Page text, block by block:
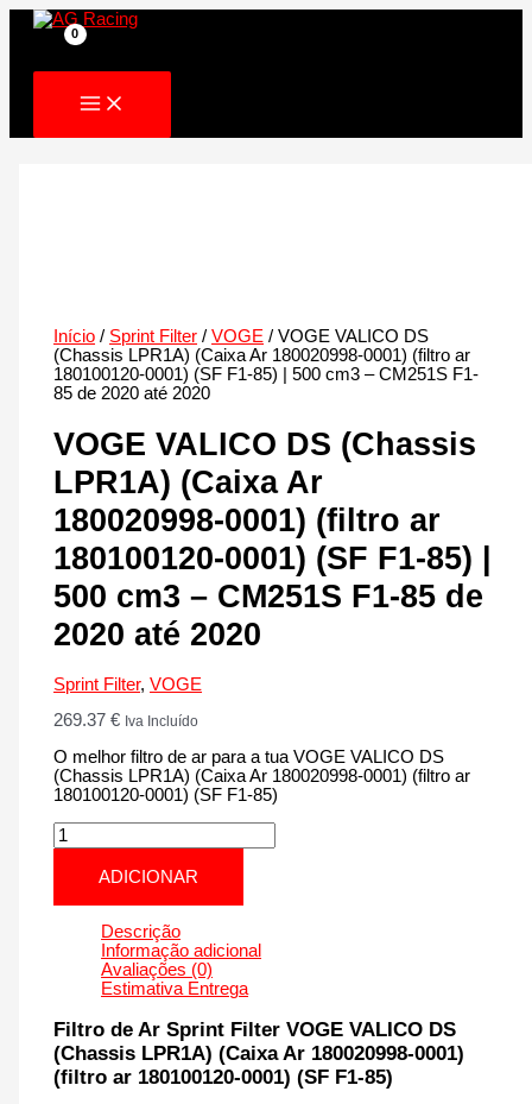
Skip
Início / Sprint Filter /VOGE / VOGE VALICO DS
(Chassis LPR1A) (Caixa Ar 180020998-0001) (filtro ar
180100120-0001) (SF F1-85) | 500 cm3 – CM251S F1-
85 de 2020 até 2020
VOGE VALICO DS (Chassis
LPR1A) (Caixa Ar
180020998-0001) (filtro ar
180100120-0001) (SF F1-85) |
500 cm3 – CM251S F1-85 de
2020 até 2020
Sprint Filter,VOGE
269.37€ Iva Incluído
O melhor filtro de ar para a tua VOGE VALICO DS
(Chassis LPR1A) (Caixa Ar 180020998-0001) (filtro ar
180100120-0001) (SF F1-85)
Quantidade
de
VOGE
VALICO
DS
(Chassis
LPR1A)
(Caixa
180020998-
0001)
(filtro
ar
180100120-
ADICIONAR
Descrição
Informação adicional
Avaliações (0)
Estimativa Entrega
Filtro de Ar Sprint Filter VOGE VALICO DS
(Chassis LPR1A) (Caixa Ar 180020998-0001)
(filtro ar 180100120-0001) (SF F1-85)